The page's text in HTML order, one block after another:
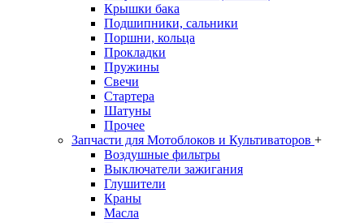
Крышки бака
Подшипники, сальники
Поршни, кольца
Прокладки
Пружины
Свечи
Стартера
Шатуны
Прочее
Запчасти для Мотоблоков и Культиваторов +
Воздушные фильтры
Выключатели зажигания
Глушители
Краны
Масла